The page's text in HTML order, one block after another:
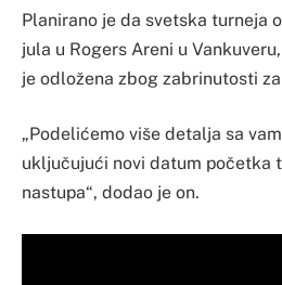
Planirano je da svetska turneja
jula u Rogers Areni u
je odložena zbog zabrinutosti
„Podelićemo više detalja sa
uključujući novi datum početka
nastupa“, dodao je on.